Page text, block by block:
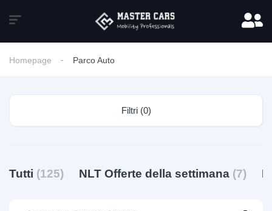
Homepage Parco Auto
Filtri (0)
Tutti (125) NLT Offerte della settimana (7)